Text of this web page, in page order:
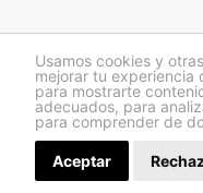
Usamos cookies y
mejorar tu experiencia
para mostrarte
adecuados, para
para comprender de
Aceptar
@franquiciashoy.es |Aviso